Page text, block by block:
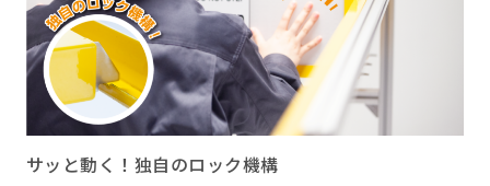
サッと動く！独自のロック機構